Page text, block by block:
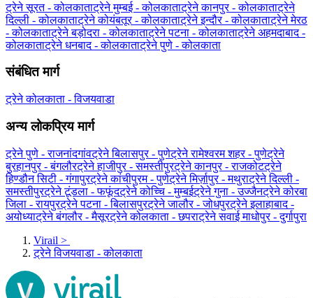
ट्रेने सूरत - कोलकाताट्रेने मुम्बई - कोलकाताट्रेने कानपुर - कोलकाताट्रेने
दिल्ली - कोलकाताट्रेने कोयंबतूर - कोलकाताट्रेने इन्दौर - कोलकाताट्रेने मेरठ
- कोलकाताट्रेने बड़ोदरा - कोलकाताट्रेने पटना - कोलकाताट्रेने अहमदाबाद -
कोलकाताट्रेने धनबाद - कोलकाताट्रेने पुणे - कोलकाता
संबंधित मार्ग
ट्रेने कोलकाता - विजयवाडा
अन्य लोकप्रिय मार्ग
ट्रेने पुणे - राजनांदगांवट्रेने बिलासपुर - पुणेट्रेने रामेश्वरम शहर - पुणेट्रेने
बुरहानपुर - बंगलौरट्रेने हाजीपुर - समस्तीपुरट्रेने कानपुर - राजकोटट्रेने
हिण्डौन सिटी - गंगापुरट्रेने कांचीपुरम - पुणेट्रेने मिर्ज़ापुर - मथुराट्रेने दिल्ली -
समस्तीपुरट्रेने टूंडला - फफूंदट्रेने कोच्चि - मुम्बईट्रेने गुना - उज्जैनट्रेने कोरबा
जिला - रायपुरट्रेने पटना - बिलासपुरट्रेने जालौर - जोधपुरट्रेने इलाहाबाद -
अयोध्याट्रेने बंगलौर - मैसूरट्रेने कोलकाता - छपराट्रेने सवाई माधोपुर - दुर्गापुरा
Virail >
ट्रेने विजयवाडा - कोलकाता